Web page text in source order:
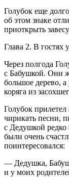
Голубок еще
об этом знаке
приоткрыть
Глава 2. В гостях
Через полгода
с Бабушкой. Они
большое дерево,
коряга из
Голубок
чирикать песни,
с Дедушкой редко
были очень
поинтересовался:
— Дедушка,
и у моих